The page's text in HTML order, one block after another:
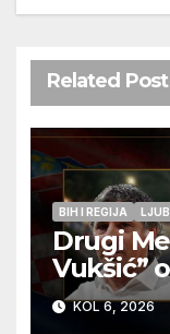
Related Post
BIH I REGIJA
Drugi
Vukšić”
12.KOL 6, 2026